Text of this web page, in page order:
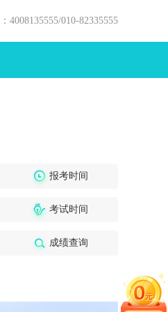
4008135555/010-82335555
报考时间
考试时间
成绩查询